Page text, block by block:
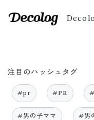
注目のハッシュタグ
#pr #PR
#男の子ママ #男